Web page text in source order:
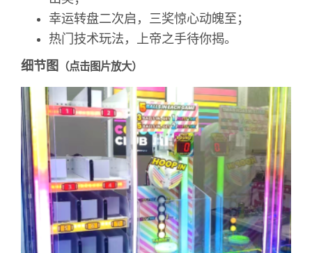
幸运转盘二次启，三奖惊心动魄至；
热门技术玩法，上帝之手待你揭。
细节图
（点击图片放大）